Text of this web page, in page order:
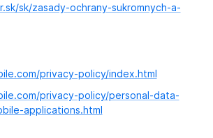
sk/zasady-ochrany-sukromnych-a-
privacy-policy/index.html
privacy-policy/personal-data-
applications.html